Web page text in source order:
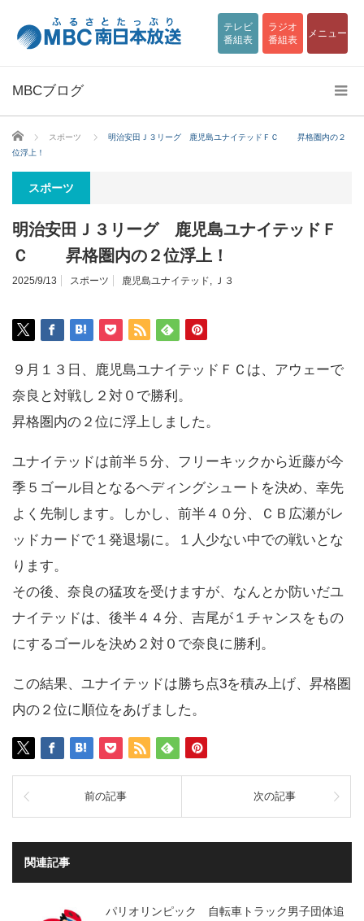
テレビ
番組表
ラジオ
番組表
メニュー
MBCブログ
ホーム スポーツ
明治安田Ｊ３リーグ 鹿児島ユナイテッドＦＣ 昇格圏内の２
位浮上！
スポーツ
明治安田Ｊ３リーグ 鹿児島ユナイテッドＦ
Ｃ 昇格圏内の２位浮上！
2025/9/13 スポーツ 鹿児島ユナイテッド, Ｊ３
９月１３日、鹿児島ユナイテッドＦＣは、アウェーで
奈良と対戦し２対０で勝利。
昇格圏内の２位に浮上しました。
ユナイテッドは前半５分、フリーキックから近藤が今
季５ゴール目となるヘディングシュートを決め、幸先
よく先制します。しかし、前半４０分、ＣＢ広瀬がレ
ッドカードで１発退場に。１人少ない中での戦いとな
ります。
その後、奈良の猛攻を受けますが、なんとか防いだユ
ナイテッドは、後半４４分、吉尾が１チャンスをもの
にするゴールを決め２対０で奈良に勝利。
この結果、ユナイテッドは勝ち点3を積み上げ、昇格圏
内の２位に順位をあげました。
前の記事 次の記事
関連記事
パリオリンピック 自転車トラック男子団体追